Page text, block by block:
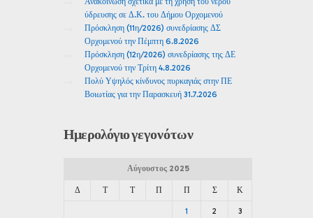
ύδρευσης σε Δ.Κ. του Δήμου Ορχομενού
Πρόσκληση (11η/2026) συνεδρίασης ΔΣ
Ορχομενού την Πέμπτη 6.8.2026
Πρόσκληση (12η/2026) συνεδρίασης της ΔΕ
Ορχομενού την Τρίτη 4.8.2026
Πολύ Υψηλός κίνδυνος πυρκαγιάς στην ΠΕ
Βοιωτίας για την Παρασκευή 31.7.2026
Ημερολόγιογεγονότων
Αύγουστος 2025
Δ Τ Τ Π Π Σ Κ
1 2 3